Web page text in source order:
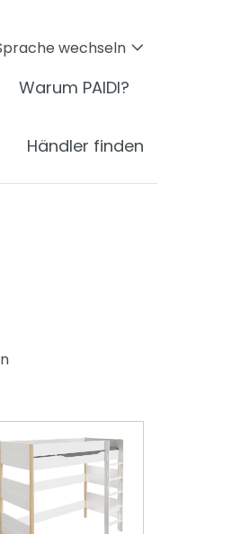
wechseln
Warum PAIDI?
Händler finden